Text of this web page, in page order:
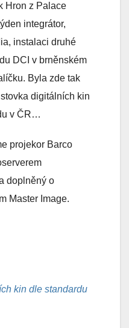
Hron z Palace
integrátor,
instalaci druhé
DCI v brněnském
Byla zde tak
digitálních kin
v ČR…
projekor Barco
doplněný o
Master Image.
kin dle standardu